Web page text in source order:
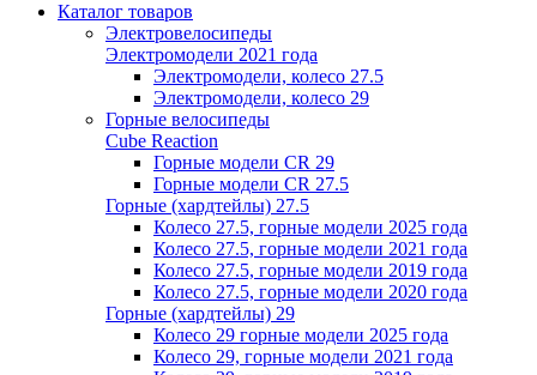
Каталог товаров
Электровелосипеды
Электромодели 2021 года
Электромодели, колесо 27.5
Электромодели, колесо 29
Горные велосипеды
Cube Reaction
Горные модели CR 29
Горные модели CR 27.5
Горные (хардтейлы) 27.5
Колесо 27.5, горные модели 2025 года
Колесо 27.5, горные модели 2021 года
Колесо 27.5, горные модели 2019 года
Колесо 27.5, горные модели 2020 года
Горные (хардтейлы) 29
Колесо 29 горные модели 2025 года
Колесо 29, горные модели 2021 года